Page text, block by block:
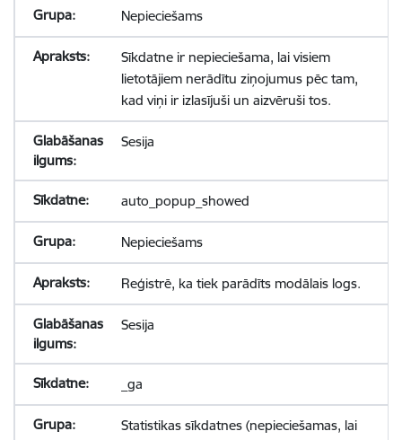
Nepieciešams
Sīkdatne ir nepieciešama, lai visiem
lietotājiem nerādītu ziņojumus pēc tam,
kad viņi ir izlasījuši un aizvēruši tos.
Sesija
auto_popup_showed
Nepieciešams
Reģistrē, ka tiek parādīts modālais logs.
Sesija
_ga
Statistikas sīkdatnes (nepieciešamas, lai